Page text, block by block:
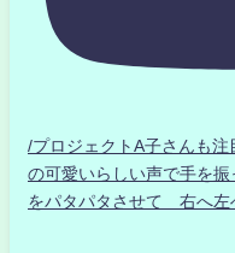
/プロジェクトA子さん
の可愛いらしい声で手を
をパタパタさせて 右へ左